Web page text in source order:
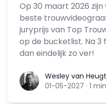
Op 30 maart 2026
beste
juryprijs van Top
op de bucketlist. Na
dan eindelijk zo ver!
Wesley van Heugten
Wesley van
01-05-2027 · 1